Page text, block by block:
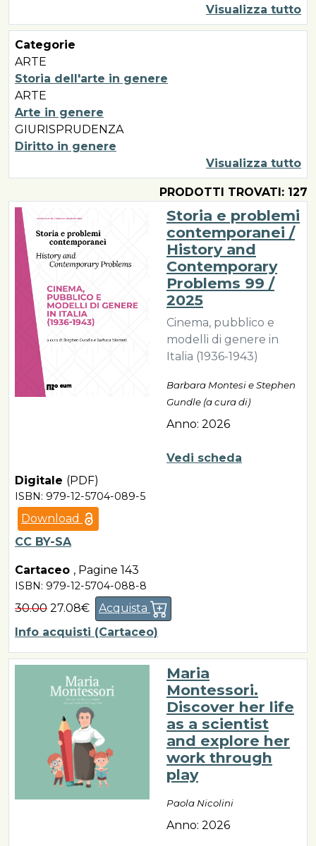
Visualizza tutto
Categorie
ARTE
Storia dell'arte in genere
ARTE
Arte in genere
GIURISPRUDENZA
Diritto in genere
Visualizza tutto
PRODOTTI TROVATI: 127
Storia e problemi
contemporanei /
History and
Contemporary
Problems 99 /
2025
Cinema, pubblico e
modelli di genere in
Italia (1936-1943)
Barbara Montesi e Stephen
Gundle (a cura di)
Anno: 2026
Vedi scheda
Digitale (PDF)
ISBN: 979-12-5704-089-5
Download
CC BY-SA
Cartaceo , Pagine 143
ISBN: 979-12-5704-088-8
30.00 27.08€
Acquista
Info acquisti (Cartaceo)
Maria
Montessori.
Discover her life
as a scientist
and explore her
work through
play
Paola Nicolini
Anno: 2026